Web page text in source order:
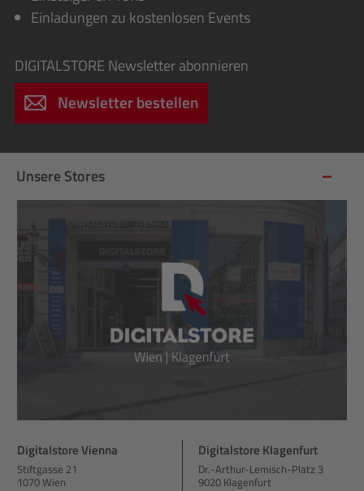
Einladungen zu kostenlosen Events
DIGITALSTORE Newsletter abonnieren
Newsletter bestellen
Unsere Stores
Digitalstore Vienna
Stiftgasse 21
1070 Wien
Digitalstore Klagenfurt
Dr.-Arthur-Lemisch-Platz 3
9020 Klagenfurt